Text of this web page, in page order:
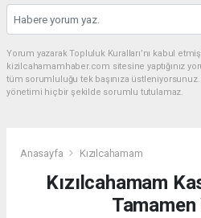
Yorum yazarak Topluluk Kuralları’nı kabul
kizilcahamamhaber.com sitesine yaptığınız
tüm sorumluluğu tek başınıza
yönetimi hiçbir şekilde sorumlu tutulamaz.
Anasayfa Kızılcahamam
Kızılcahamam
Tamamen